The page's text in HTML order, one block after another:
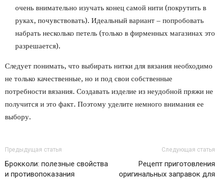
очень внимательно изучать конец самой нити (покрутить в
руках, почувствовать). Идеальный вариант – попробовать
набрать несколько петель (только в фирменных магазинах это
разрешается).
Следует понимать, что выбирать нитки для вязания необходимо
не только качественные, но и под свои собственные
потребности вязания. Создавать изделие из неудобной пряжи не
получится и это факт. Поэтому уделите немного внимания ее
выбору.
Предыдущая статья
Брокколи: полезные свойства
и противопоказания
Следующая статья
Рецепт приготовления
оригинальных заправок для